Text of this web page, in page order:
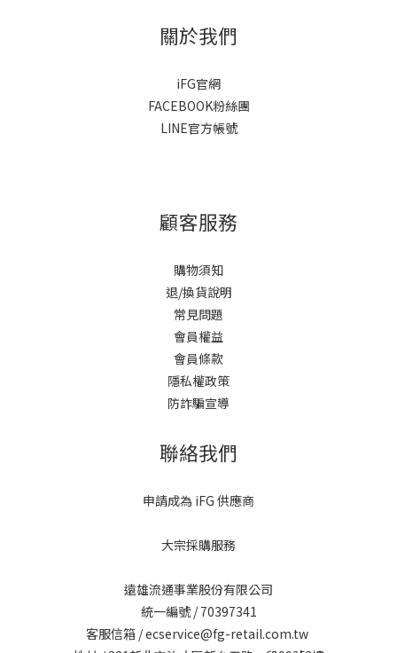
關於我們
iFG官網
FACEBOOK粉絲團
LINE官方帳號
顧客服務
購物須知
退/換貨說明
常見問題
會員權益
會員條款
隱私權政策
防詐騙宣導
聯絡我們
申請成為 iFG 供應商
大宗採購服務
遠雄流通事業股份有限公司
統一編號 / 70397341
客服信箱 / ecservice@fg-retail.com.tw